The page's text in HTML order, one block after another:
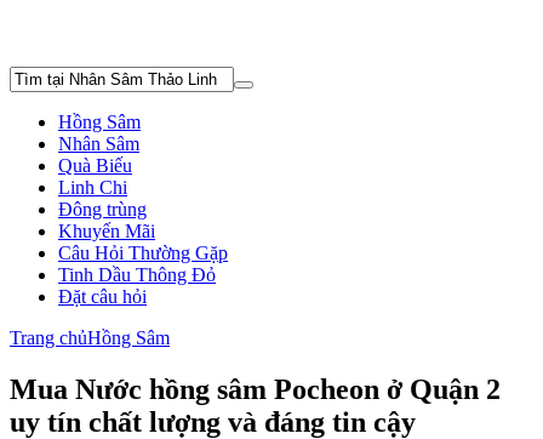
Hồng Sâm
Nhân Sâm
Quà Biếu
Linh Chi
Đông trùng
Khuyến Mãi
Câu Hỏi Thường Gặp
Tinh Dầu Thông Đỏ
Đặt câu hỏi
Trang chủHồng Sâm
Mua Nước hồng sâm Pocheon ở Quận 2
uy tín chất lượng và đáng tin cậy